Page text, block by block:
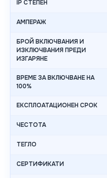
IP СТЕПЕН
АМПЕРАЖ
БРОЙ ВКЛЮЧВАНИЯ И
ИЗКЛЮЧВАНИЯ ПРЕДИ
ИЗГАРЯНЕ
ВРЕМЕ ЗА ВКЛЮЧВАНЕ НА
100%
ЕКСПЛОАТАЦИОНЕН СРОК
ЧЕСТОТА
ТЕГЛО
СЕРТИФИКАТИ